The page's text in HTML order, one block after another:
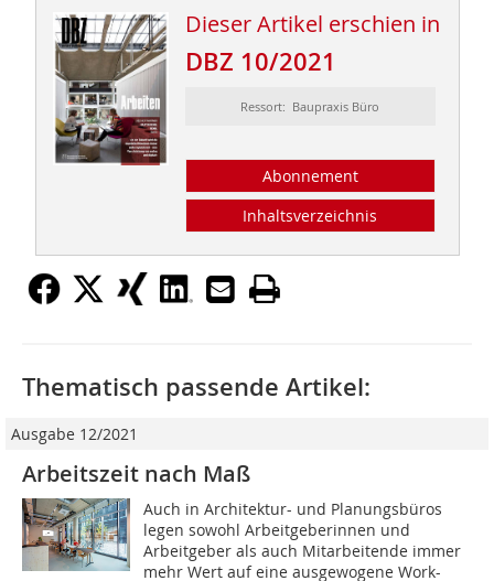
Dieser Artikel erschien in
DBZ 10/2021
Ressort: Baupraxis Büro
Abonnement
Inhaltsverzeichnis
Thematisch passende Artikel:
Ausgabe 12/2021
Arbeitszeit nach Maß
Auch in Architektur- und Planungsbüros
legen sowohl Arbeitgeberinnen und
Arbeitgeber als auch Mitarbeitende immer
mehr Wert auf eine ausgewogene Work-